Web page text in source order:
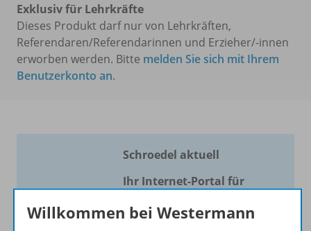
Exklusiv für Lehrkräfte
Dieses Produkt darf nur von Lehrkräften,
Referendaren/Referendarinnen und Erzieher/-innen
erworben werden. Bitte melden Sie sich mit Ihrem
Benutzerkonto an.
Schroedel aktuell
Ihr Internet-Portal für
Willkommen bei Westermann